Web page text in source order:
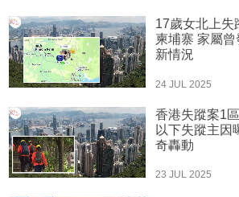
17歲女北上失
柬埔寨 家屬
新情況
24 JUL 2025
香港失蹤案1
以下失蹤主因
奇轟動
23 JUL 2025